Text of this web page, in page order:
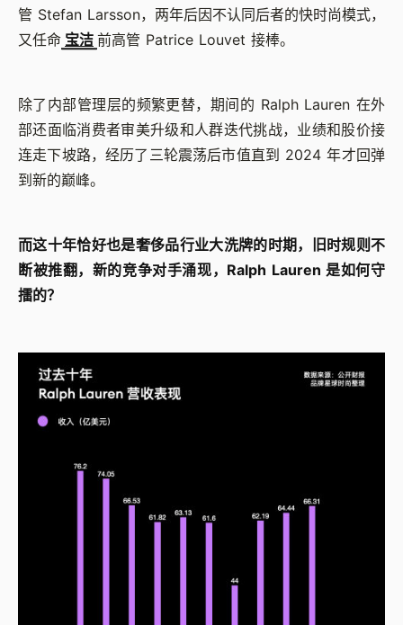
管 Stefan Larsson，两年后因不认同后者的快时尚模式，
又任命 宝洁 前高管 Patrice Louvet 接棒。
除了内部管理层的频繁更替，期间的 Ralph Lauren 在外
部还面临消费者审美升级和人群迭代挑战，业绩和股价接
连走下坡路，经历了三轮震荡后市值直到 2024 年才回弹
到新的巅峰。
而这十年恰好也是奢侈品行业大洗牌的时期，旧时规则不
断被推翻，新的竞争对手涌现，Ralph Lauren 是如何守
擂的？